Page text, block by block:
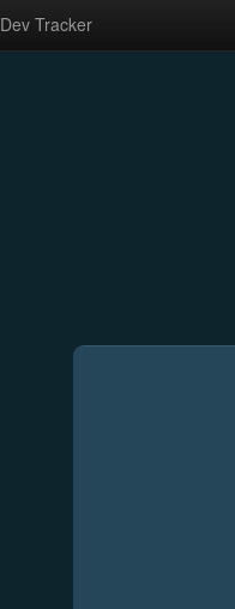
Dev Tracker